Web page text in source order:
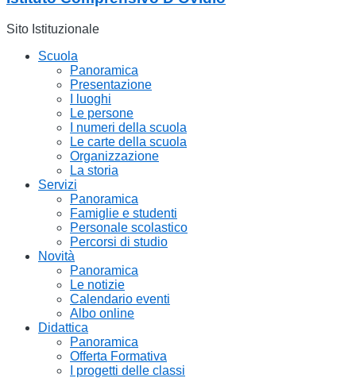
Sito Istituzionale
Scuola
Panoramica
Presentazione
I luoghi
Le persone
I numeri della scuola
Le carte della scuola
Organizzazione
La storia
Servizi
Panoramica
Famiglie e studenti
Personale scolastico
Percorsi di studio
Novità
Panoramica
Le notizie
Calendario eventi
Albo online
Didattica
Panoramica
Offerta Formativa
I progetti delle classi